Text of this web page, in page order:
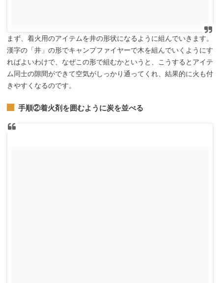
まず、着火用のアイテムを井の形状になるように組んでいきます。
漢字の「井」の形でキャンプファイヤーで木を組んでいくようにす
ればよいわけで、なぜこの形で組むかというと、こうするとアイテ
ム同士の隙間ができて空気がしっかり通ってくれ、結果的に火も付
きやすくなるのです。
手順②着火剤を囲むように炭を並べる